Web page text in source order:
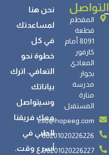
التواصل
المقطم
قطعة
8091 أمام
كارفور
المعادي
بجوار
مدرسة
منارة
المستقبل
info@hopeeg.com
00201020226226
00201020226227
نحن هنا
لمساعدتك
في كل
خطوة نحو
التعافي. اترك
بياناتك
وسيتواصل
معك فريقنا
الطبي في
أسرع وقت.